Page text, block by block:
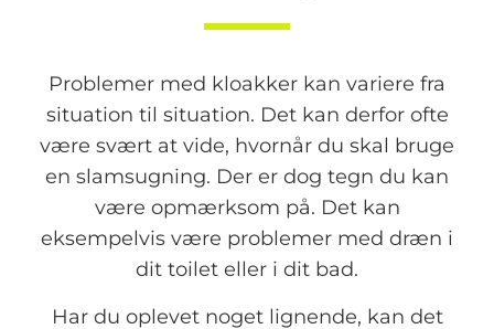
Problemer med kloakker kan variere fra
situation til situation. Det kan derfor ofte
være svært at vide, hvornår du skal bruge
en slamsugning. Der er dog tegn du kan
være opmærksom på. Det kan
eksempelvis være problemer med dræn i
dit toilet eller i dit bad.
Har du oplevet noget lignende, kan det